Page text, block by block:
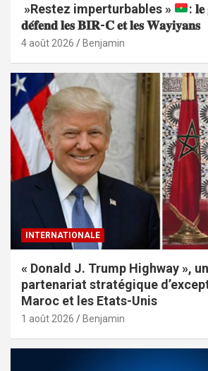
»Restez imperturbables »
:
𝐝𝐞́𝐟𝐞𝐧𝐝 𝐥𝐞𝐬 𝐁𝐈𝐑-𝐂 𝐞𝐭 𝐥𝐞𝐬 𝐖𝐚𝐲𝐢𝐲𝐚𝐧𝐬
4 août 2026 Benjamin
INTERNATIONALE
« Donald J. Trump Highway »,
partenariat stratégique
Maroc et les Etats-Unis
1 août 2026 Benjamin